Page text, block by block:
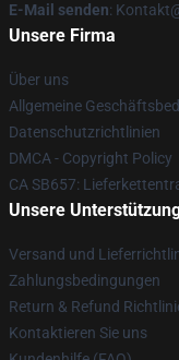
E-Mail senden:
Unsere Firma
Über uns
Allgemeine
Datenschutzrichtlinien
DMCA - Copyright Policy
CA SB657:
Unsere
Versand und
Zahlungsbedingungen
Return & Refund
Kontaktieren Sie uns